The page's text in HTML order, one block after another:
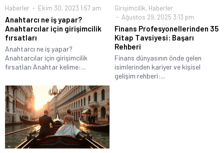
Haberler Ekim 30, 2023 1:57 am
Anahtarcı ne iş yapar?
Anahtarcılar için girişimcilik
fırsatları
Anahtarcı ne iş yapar?
Anahtarcılar için girişimcilik
fırsatları Anahtar kelime:...
Girişimcilik, Haberler
Ağustos 29, 2025 3:13 pm
Finans Profesyonellerinden 35
Kitap Tavsiyesi: Başarı
Rehberi
Finans dünyasının önde gelen
isimlerinden kariyer ve kişisel
gelişim rehberi:...